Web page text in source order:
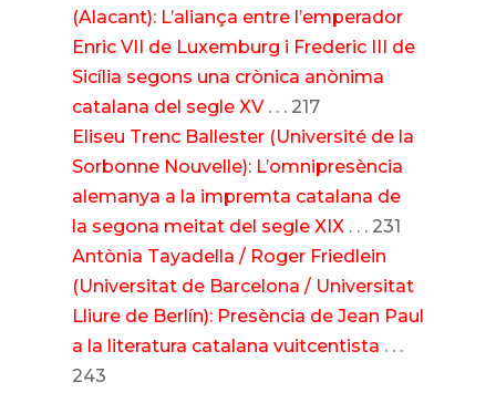
(Alacant): L’aliança entre l’emperador
Enric VII de Luxemburg i Frederic III de
Sicília segons una crònica anònima
catalana del segle XV. . . 217
Eliseu Trenc Ballester (Université de la
Sorbonne Nouvelle): L’omnipresència
alemanya a la impremta catalana de
la segona meitat del segle XIX. . . 231
Antònia Tayadella / Roger Friedlein
(Universitat de Barcelona / Universitat
Lliure de Berlín): Presència de Jean Paul
a la literatura catalana vuitcentista . . .
243